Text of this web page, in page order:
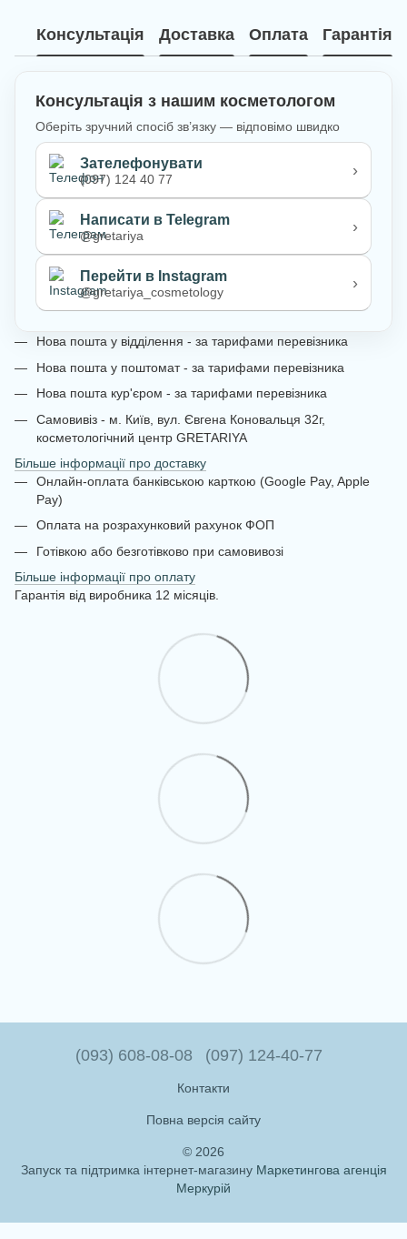
Консультація Доставка Оплата Гарантія
Консультація з нашим косметологом
Оберіть зручний спосіб зв’язку — відповімо швидко
Зателефонувати
(097) 124 40 77 ›
Написати в Telegram
@gretariya ›
Перейти в Instagram
@gretariya_cosmetology ›
Нова пошта у відділення - за тарифами перевізника
Нова пошта у поштомат - за тарифами перевізника
Нова пошта кур'єром - за тарифами перевізника
Самовивіз - м. Київ, вул. Євгена Коновальця 32г,
косметологічний центр GRETARIYA
Більше інформації про доставку
Онлайн-оплата банківською карткою (Google Pay, Apple
Pay)
Оплата на розрахунковий рахунок ФОП
Готівкою або безготівково при самовивозі
Більше інформації про оплату
Гарантія від виробника 12 місяців.
(093) 608-08-08 (097) 124-40-77
Контакти
Повна версія сайту
© 2026
Запуск та підтримка інтернет-магазину Маркетингова агенція
Меркурій